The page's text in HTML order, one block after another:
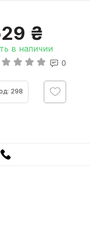
₴
в наличии
0
298